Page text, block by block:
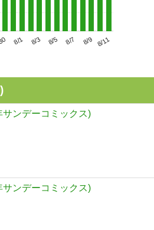
8/1 8/3 8/5 8/7 8/9 8/11
サンデーコミックス)
サンデーコミックス)